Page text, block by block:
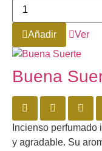
Añadir Ver
Buena
Incienso
y agradable. Su